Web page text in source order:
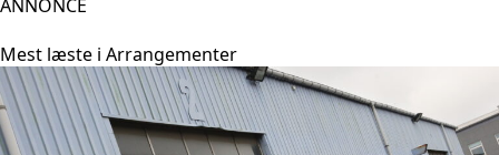
ANNONCE
Mest læste i Arrangementer